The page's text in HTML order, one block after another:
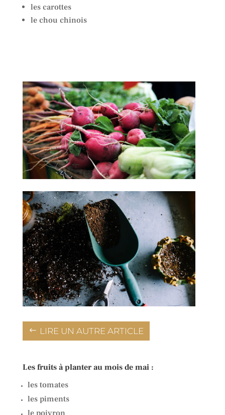
les carottes
le chou chinois
LIRE UN AUTRE ARTICLE
Les fruits à planter au mois de mai :
les tomates
les piments